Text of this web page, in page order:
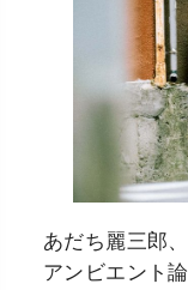
あだち麗三郎
アンビエント